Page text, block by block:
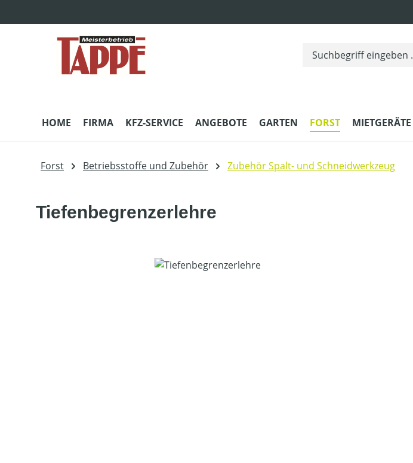
HOME FIRMA KFZ-SERVICE ANGEBOTE GARTEN FORST MIETGERÄTE
Forst Betriebsstoffe und Zubehör Zubehör Spalt- und Schneidwerkzeug
Tiefenbegrenzerlehre